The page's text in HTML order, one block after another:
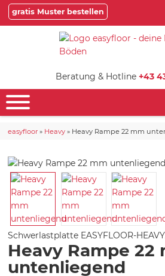
gratis Muster bestellen
Beratung & Hotline +43
easyfloor » Heavy » Heavy Rampe 22 mm
Schwerlastplatte EASYFLOOR-
Heavy Rampe 22
untenliegend